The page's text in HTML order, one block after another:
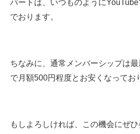
パートは、いつものように
でおります。
ちなみに、通常メンバーシップは
で月額500円程度とお安くなってお
もしよろしければ、この機会にぜ